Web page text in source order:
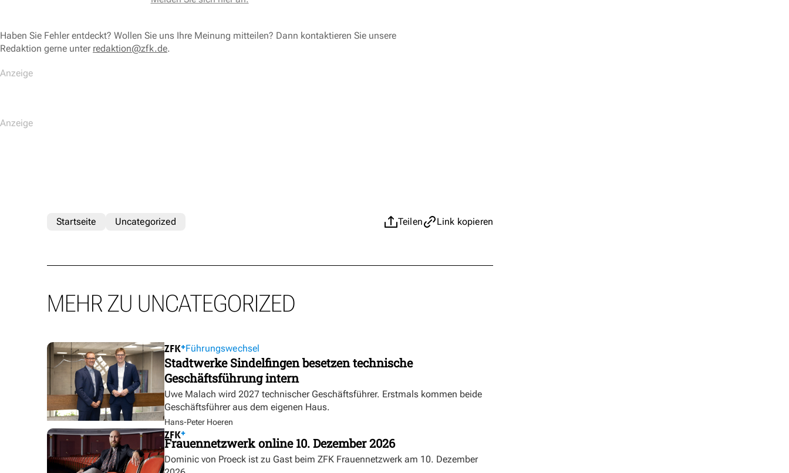
Haben Sie Fehler entdeckt? Wollen Sie uns Ihre Meinung mitteilen? Dann kontaktieren Sie unsere
Redaktion gerne unter redaktion@zfk.de.
Teilen Link kopieren
Startseite Uncategorized
MEHR ZU UNCATEGORIZED
Führungswechsel
Stadtwerke Sindelfingen besetzen technische
Geschäftsführung intern
Uwe Malach wird 2027 technischer Geschäftsführer. Erstmals kommen beide
Geschäftsführer aus dem eigenen Haus.
Hans-Peter Hoeren
Frauennetzwerk online 10. Dezember 2026
Dominic von Proeck ist zu Gast beim ZFK Frauennetzwerk am 10. Dezember